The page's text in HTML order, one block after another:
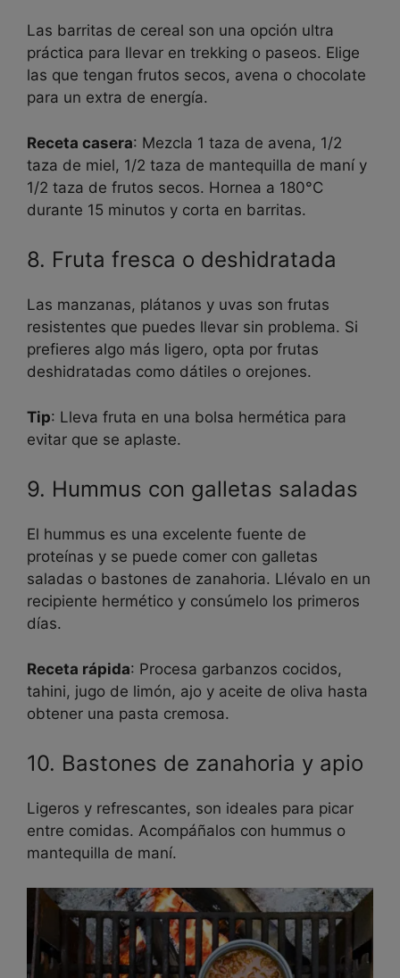
Las barritas de cereal son una opción ultra
práctica para llevar en trekking o paseos. Elige
las que tengan frutos secos, avena o chocolate
para un extra de energía.
Receta casera: Mezcla 1 taza de avena, 1/2
taza de miel, 1/2 taza de mantequilla de maní y
1/2 taza de frutos secos. Hornea a 180°C
durante 15 minutos y corta en barritas.
8. Fruta fresca o deshidratada
Las manzanas, plátanos y uvas son frutas
resistentes que puedes llevar sin problema. Si
prefieres algo más ligero, opta por frutas
deshidratadas como dátiles o orejones.
Tip: Lleva fruta en una bolsa hermética para
evitar que se aplaste.
9. Hummus con galletas saladas
El hummus es una excelente fuente de
proteínas y se puede comer con galletas
saladas o bastones de zanahoria. Llévalo en un
recipiente hermético y consúmelo los primeros
días.
Receta rápida: Procesa garbanzos cocidos,
tahini, jugo de limón, ajo y aceite de oliva hasta
obtener una pasta cremosa.
10. Bastones de zanahoria y apio
Ligeros y refrescantes, son ideales para picar
entre comidas. Acompáñalos con hummus o
mantequilla de maní.